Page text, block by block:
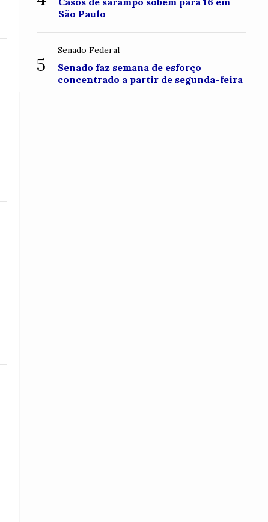
São Paulo
5
Senado Federal
Senado faz semana de esforço
concentrado a partir de segunda-feira